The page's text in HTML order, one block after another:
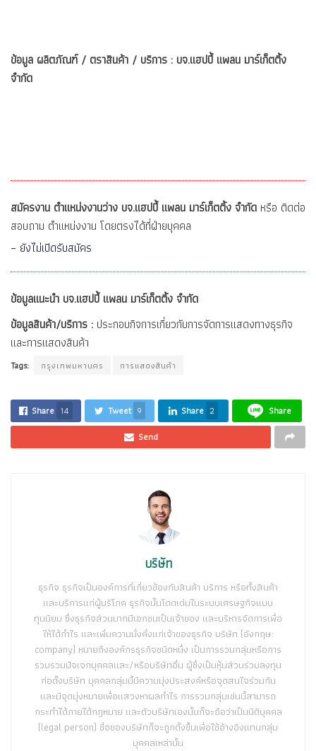
ข้อมูล ผลิตภัณฑ์ / ตราสินค้า / บริการ : บจ.แฮปปี้ แพลน มาร์เก็ตติ้ง
จำกัด
สมัครงาน ตำแหน่งงานว่าง บจ.แฮปปี้ แพลน มาร์เก็ตติ้ง จำกัด หรือ ติดต่อ
สอบถาม ตำแหน่งงาน โดยตรงได้ที่ฝ่ายบุคคล
– ยังไม่เปิดรับสมัคร
ข้อมูลแนะนำ บจ.แฮปปี้ แพลน มาร์เก็ตติ้ง จำกัด
ข้อมูลสินค้า/บริการ : ประกอบกิจการเกี่ยวกับการจัดการแสดงทางธุรกิจ
และการแสดงสินค้า
Tags: กรุงเทพมหานคร การแสดงสินค้า
Share 14 Tweet 9 Share 2
Share
Send
บริษัท
ธุรกิจ ธุรกิจเป็นองค์การที่เกี่ยวข้องกับสินค้า บริการ หรือทั้งสินค้า
และบริการแก่ผู้บริโภค ธุรกิจนั้นโดดเด่นในระบบเศรษฐกิจแบบ
ทุนนิยม ซึ่งธุรกิจส่วนมากมีเอกชนเป็นเจ้าของ และบริหารจัดการเพื่อ
ให้ได้กำไร และเพิ่มความมั่งคั่งแก่เจ้าของธุรกิจ บริษัท (อังกฤษ:
company) หมายถึงองค์กรธุรกิจชนิดหนึ่ง เป็นการรวมกลุ่มหรือการ
รวบรวมปัจเจกบุคคลและ/หรือบริษัทอื่น ผู้ซึ่งเป็นหุ้นส่วนร่วมลงทุน
ก่อตั้งบริษัท บุคคลกลุ่มนี้มีความมุ่งประสงค์หรือจุดสนใจร่วมกัน
และมีจุดมุ่งหมายเพื่อแสวงหาผลกำไร การรวมกลุ่มเช่นนี้สามารถ
กระทำได้ภายใต้กฎหมาย และตัวบริษัทเองนั้นก็จะถือว่าเป็นนิติบุคคล
(legal person) ชื่อของบริษัทก็จะถูกตั้งขึ้นเพื่อใช้อ้างอิงแทนกลุ่ม
บุคคลเหล่านั้น